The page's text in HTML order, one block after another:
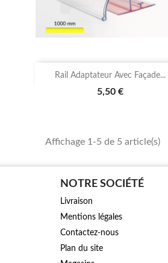
Rail Adaptateur Avec Façade...
5,50 €
Aperçu rapide
Affichage 1-5 de 5 article(s)
NOTRE SOCIÉTÉ
Livraison
Mentions légales
Contactez-nous
Plan du site